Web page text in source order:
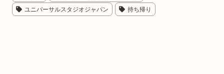
ユニバーサルスタジオジャパン
持ち帰り